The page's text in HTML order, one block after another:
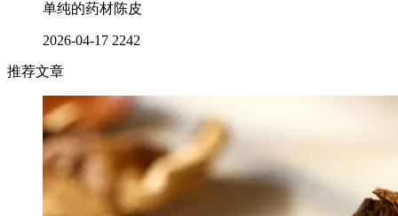
单纯的药材陈皮
2026-04-17 2242
推荐文章